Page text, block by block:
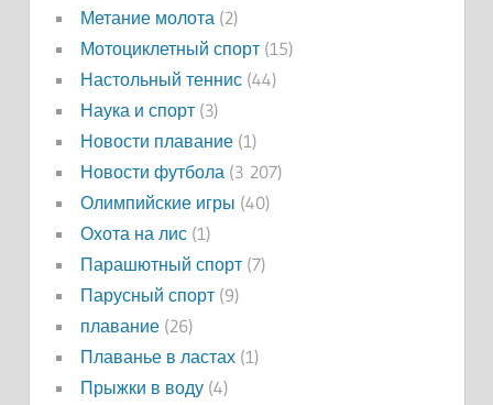
Метание молота(2)
Мотоциклетный спорт(15)
Настольный теннис(44)
Наука и спорт(3)
Новости плавание(1)
Новости футбола(3 207)
Олимпийские игры (40)
Охота на лис(1)
Парашютный спорт(7)
Парусный спорт(9)
плавание(26)
Плаванье в ластах(1)
Прыжки в воду(4)